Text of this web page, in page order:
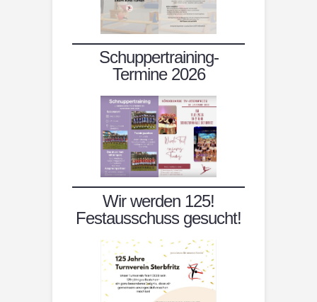
Schuppertraining-
Termine 2026
Wir werden 125!
Festausschuss gesucht!